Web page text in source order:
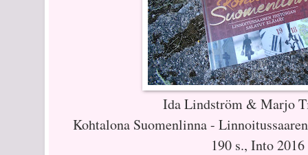
Ida Lindström & Marjo
Kohtalona Suomenlinna -
190 s., Into 2016